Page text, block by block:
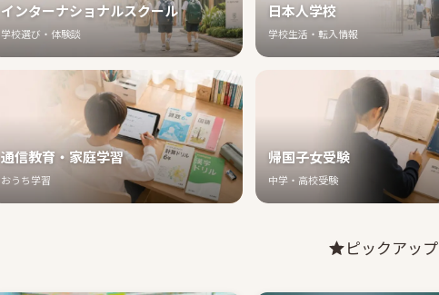
インターナショナルスクール
学校選び・体験談
日本人学校
学校生活・転入情報
通信教育・家庭学習
おうち学習
帰国子女受験
中学・高校受験
ピックアップ